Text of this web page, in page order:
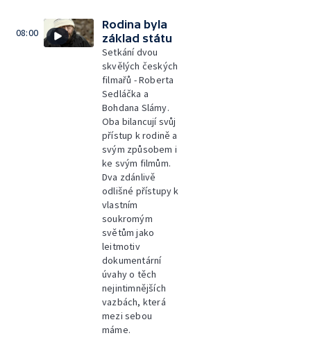
08:00
Rodina byla
základ státu
Setkání dvou
skvělých českých
filmařů - Roberta
Sedláčka a
Bohdana Slámy.
Oba bilancují svůj
přístup k rodině a
svým způsobem i
ke svým filmům.
Dva zdánlivě
odlišné přístupy k
vlastním
soukromým
světům jako
leitmotiv
dokumentární
úvahy o těch
nejintimnějších
vazbách, která
mezi sebou
máme.